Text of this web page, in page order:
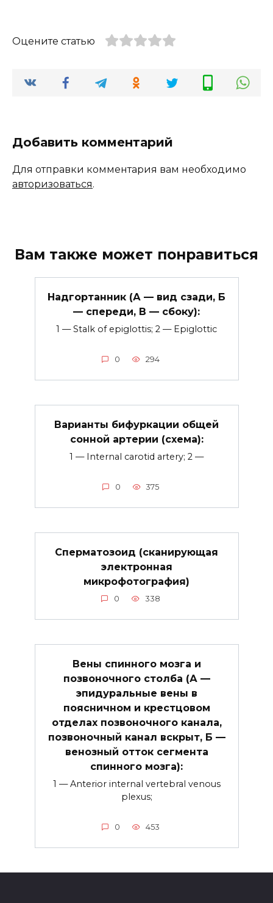
Оцените статью
Добавить комментарий
Для отправки комментария вам необходимо
авторизоваться.
Вам также может понравиться
Надгортанник (А — вид сзади, Б
— спереди, В — сбоку):
1 — Stalk of epiglottis; 2 — Epiglottic
0 294
Варианты бифуркации общей
сонной артерии (схема):
1 — Internal carotid artery; 2 —
0 375
Сперматозоид (сканирующая
электронная
микрофотография)
0 338
Вены спинного мозга и
позвоночного столба (А —
эпидуральные вены в
поясничном и крестцовом
отделах позвоночного канала,
позвоночный канал вскрыт, Б —
венозный отток сегмента
спинного мозга):
1 — Anterior internal vertebral venous
plexus;
0 453